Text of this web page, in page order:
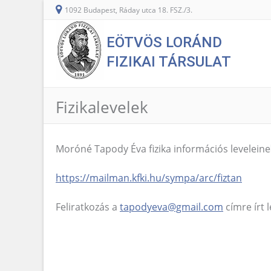
1092 Budapest, Ráday utca 18. FSZ./3.
EÖTVÖS LORÁND
FIZIKAI TÁRSULAT
Fizikalevelek
Moróné Tapody Éva fizika információs
https://mailman.kfki.hu/sympa/arc/fiztan
Feliratkozás a tapodyeva@gmail.com címre írt